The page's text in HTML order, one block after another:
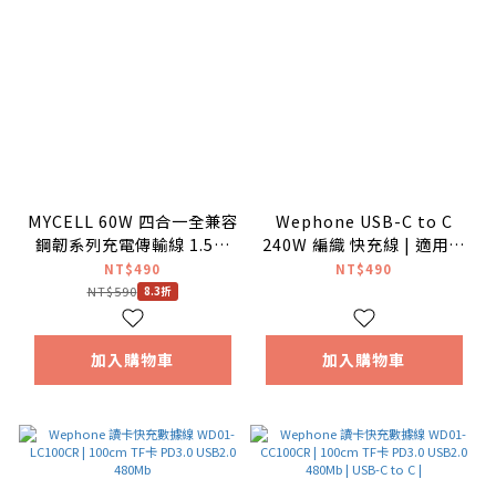
MYCELL 60W 四合一全兼容
鋼韌系列充電傳輸線 1.5M
黑色 TYPE-C/USB-
A/USB-C/Lightning
NT$490
NT$590 8.3折
加入購物車
Wephone USB-C to C
240W 編織 快充線 | 適用手
機 筆電 充電線
NT$490
加入購物車